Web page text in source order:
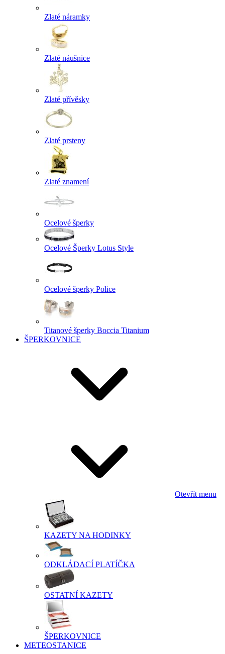
Zlaté náramky
Zlaté náušnice
Zlaté přívěsky
Zlaté prsteny
Zlaté znamení
Ocelové šperky
Ocelové Šperky Lotus Style
Ocelové šperky Police
Titanové šperky Boccia Titanium
ŠPERKOVNICE
Otevřít menu
KAZETY NA HODINKY
ODKLÁDACÍ PLATÍČKA
OSTATNÍ KAZETY
ŠPERKOVNICE
METEOSTANICE